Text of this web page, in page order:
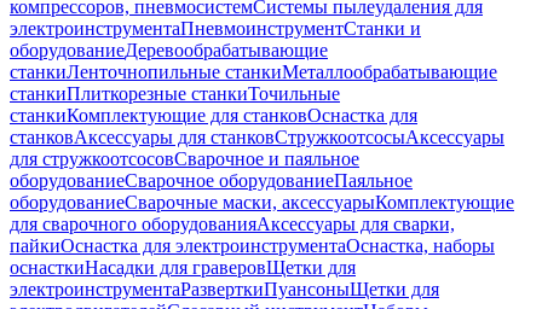
компрессоров, пневмосистемСистемы пылеудаления для
электроинструментаПневмоинструментСтанки и
оборудованиеДеревообрабатывающие
станкиЛенточнопильные станкиМеталлообрабатывающие
станкиПлиткорезные станкиТочильные
станкиКомплектующие для станковОснастка для
станковАксессуары для станковСтружкоотсосыАксессуары
для стружкоотсосовСварочное и паяльное
оборудованиеСварочное оборудованиеПаяльное
оборудованиеСварочные маски, аксессуарыКомплектующие
для сварочного оборудованияАксессуары для сварки,
пайкиОснастка для электроинструментаОснастка, наборы
оснасткиНасадки для граверовЩетки для
электроинструментаРазверткиПуансоныЩетки для